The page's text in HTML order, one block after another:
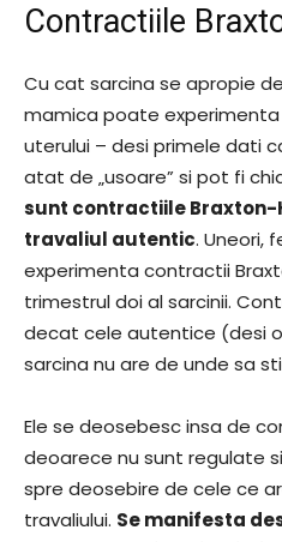
Contractiile
Cu cat sarcina se apropie
mamica poate
uterului – desi primele dati
atat de „usoare” si pot fi
sunt contractiile Braxton-
travaliul autentic. Uneori,
experimenta contractii
trimestrul doi al sarcinii.
decat cele autentice (desi
sarcina nu are de unde sa
Ele se deosebesc insa de
deoarece nu sunt regulate
spre deosebire de cele ce
travaliului. Se manifesta